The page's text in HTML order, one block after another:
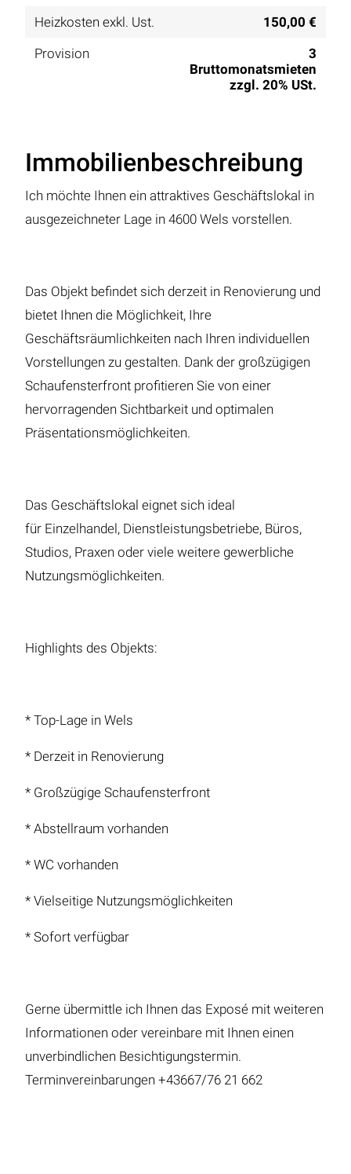
Heizkosten exkl. Ust.
150,00 €
Provision
3
Bruttomonatsmieten
zzgl. 20% USt.
Immobilienbeschreibung
Ich möchte Ihnen ein attraktives Geschäftslokal in
ausgezeichneter Lage in 4600 Wels vorstellen.
Das Objekt befindet sich derzeit in Renovierung und
bietet Ihnen die Möglichkeit, Ihre
Geschäftsräumlichkeiten nach Ihren individuellen
Vorstellungen zu gestalten. Dank der großzügigen
Schaufensterfront profitieren Sie von einer
hervorragenden Sichtbarkeit und optimalen
Präsentationsmöglichkeiten.
Das Geschäftslokal eignet sich ideal
für Einzelhandel, Dienstleistungsbetriebe, Büros,
Studios, Praxen oder viele weitere gewerbliche
Nutzungsmöglichkeiten.
Highlights des Objekts:
* Top-Lage in Wels
* Derzeit in Renovierung
* Großzügige Schaufensterfront
* Abstellraum vorhanden
* WC vorhanden
* Vielseitige Nutzungsmöglichkeiten
* Sofort verfügbar
Gerne übermittle ich Ihnen das Exposé mit weiteren
Informationen oder vereinbare mit Ihnen einen
unverbindlichen Besichtigungstermin.
Terminvereinbarungen +43667/76 21 662